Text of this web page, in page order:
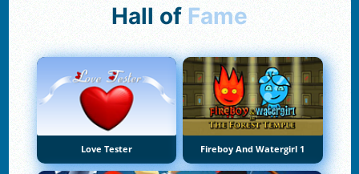
Hall of Fame
Love Tester Fireboy And Watergirl 1